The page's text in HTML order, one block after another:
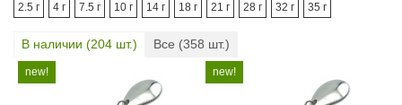
2.5 г
4 г 7.5 г 10 г 14 г 18 г 21 г 28 г 32 г 35 г
В наличии (204 шт.) Все (358 шт.)